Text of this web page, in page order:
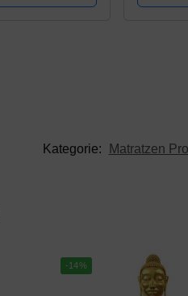
Kategorie: Matratzen
-14%